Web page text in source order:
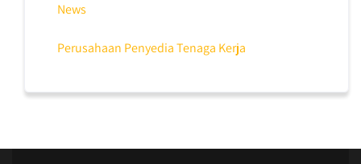
News
Perusahaan Penyedia Tenaga Kerja